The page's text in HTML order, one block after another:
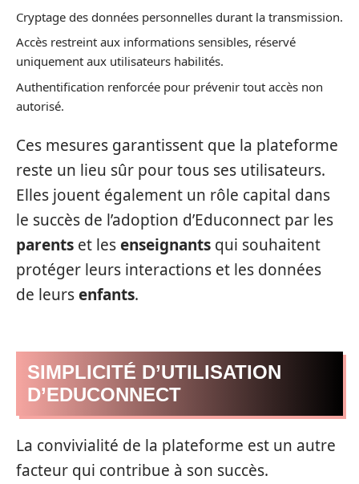
Cryptage des données personnelles durant la transmission.
Accès restreint aux informations sensibles, réservé
uniquement aux utilisateurs habilités.
Authentification renforcée pour prévenir tout accès non
autorisé.
Ces mesures garantissent que la plateforme
reste un lieu sûr pour tous ses utilisateurs.
Elles jouent également un rôle capital dans
le succès de l’adoption d’Educonnect par les
parents et lesenseignants qui souhaitent
protéger leurs interactions et les données
de leursenfants.
SIMPLICITÉ D’UTILISATION
D’EDUCONNECT
La convivialité de la plateforme est un autre
facteur qui contribue à son succès.